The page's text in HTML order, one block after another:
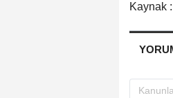
Kaynak